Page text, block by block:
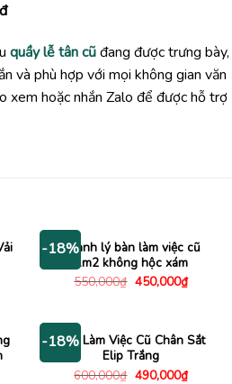
quầy lễ tân cũđang được trưng bày,
và phù hợp với mọi không gian văn
xem hoặc nhắn Zalo để được hỗ trợ
-18%Thanh lý bàn làm việc cũ
1m2 không hộc xám
550,000₫ Giá
450,000₫Giá
hiện
-18%
Bàn Làm Việc Cũ Chân Sắt
Elip Trắng
600,000₫ Giá
490,000₫Giá